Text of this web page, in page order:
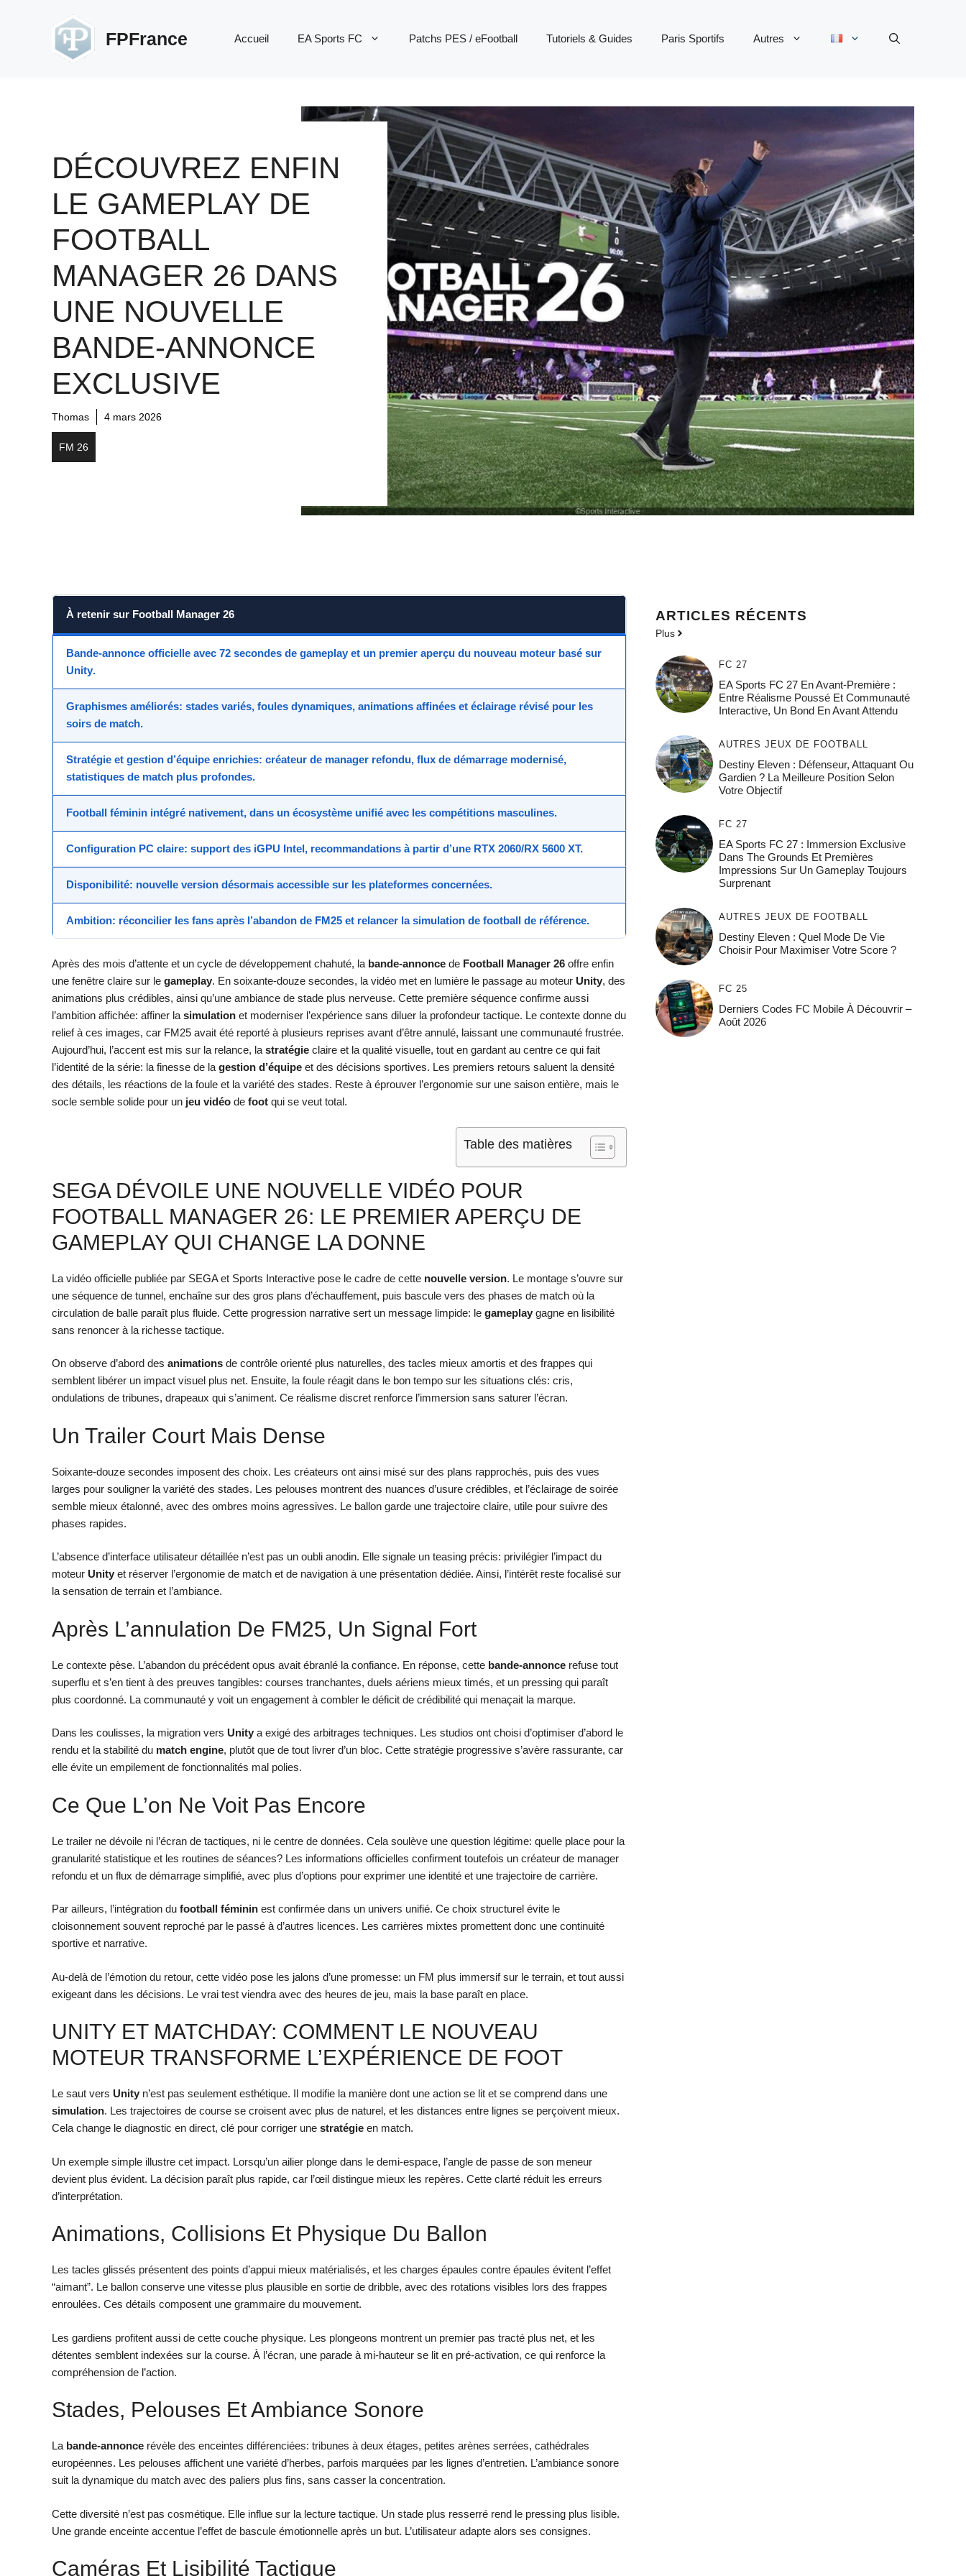
FPFrance Accueil EA Sports FC Patchs PES / eFootball Tutoriels & Guides Paris Sportifs Autres
DÉCOUVREZ ENFIN
LE GAMEPLAY DE
FOOTBALL
MANAGER 26 DANS
UNE NOUVELLE
BANDE-ANNONCE
EXCLUSIVE
Thomas 4 mars 2026
FM 26
À retenir sur Football Manager 26
Bande-annonce officielle avec 72 secondes de gameplay et un premier aperçu du nouveau moteur basé sur
Unity.
Graphismes améliorés: stades variés, foules dynamiques, animations affinées et éclairage révisé pour les
soirs de match.
Stratégie et gestion d’équipe enrichies: créateur de manager refondu, flux de démarrage modernisé,
statistiques de match plus profondes.
Football féminin intégré nativement, dans un écosystème unifié avec les compétitions masculines.
Configuration PC claire: support des iGPU Intel, recommandations à partir d’une RTX 2060/RX 5600 XT.
Disponibilité: nouvelle version désormais accessible sur les plateformes concernées.
Ambition: réconcilier les fans après l’abandon de FM25 et relancer lasimulation de football de référence.
Après des mois d’attente et un cycle de développement chahuté, la bande-annonce de Football Manager 26 offre enfin
une fenêtre claire sur le gameplay. En soixante-douze secondes, la vidéo met en lumière le passage au moteur Unity, des
animations plus crédibles, ainsi qu’une ambiance de stade plus nerveuse. Cette première séquence confirme aussi
l’ambition affichée: affiner la simulation et moderniser l’expérience sans diluer la profondeur tactique. Le contexte donne du
relief à ces images, car FM25 avait été reporté à plusieurs reprises avant d’être annulé, laissant une communauté frustrée.
Aujourd’hui, l’accent est mis sur la relance, la stratégie claire et la qualité visuelle, tout en gardant au centre ce qui fait
l’identité de la série: la finesse de la gestion d’équipe et des décisions sportives. Les premiers retours saluent la densité
des détails, les réactions de la foule et la variété des stades. Reste à éprouver l’ergonomie sur une saison entière, mais le
socle semble solide pour un jeu vidéo de foot qui se veut total.
Table des matières
SEGA DÉVOILE UNE NOUVELLE VIDÉO POUR
FOOTBALL MANAGER 26: LE PREMIER APERÇU DE
GAMEPLAY QUI CHANGE LA DONNE
La vidéo officielle publiée par SEGA et Sports Interactive pose le cadre de cette nouvelle version. Le montage s’ouvre sur
une séquence de tunnel, enchaîne sur des gros plans d’échauffement, puis bascule vers des phases de match où la
circulation de balle paraît plus fluide. Cette progression narrative sert un message limpide: le gameplay gagne en lisibilité
sans renoncer à la richesse tactique.
On observe d’abord des animations de contrôle orienté plus naturelles, des tacles mieux amortis et des frappes qui
semblent libérer un impact visuel plus net. Ensuite, la foule réagit dans le bon tempo sur les situations clés: cris,
ondulations de tribunes, drapeaux qui s’animent. Ce réalisme discret renforce l’immersion sans saturer l’écran.
Un Trailer Court Mais Dense
Soixante-douze secondes imposent des choix. Les créateurs ont ainsi misé sur des plans rapprochés, puis des vues
larges pour souligner la variété des stades. Les pelouses montrent des nuances d’usure crédibles, et l’éclairage de soirée
semble mieux étalonné, avec des ombres moins agressives. Le ballon garde une trajectoire claire, utile pour suivre des
phases rapides.
L’absence d’interface utilisateur détaillée n’est pas un oubli anodin. Elle signale un teasing précis: privilégier l’impact du
moteur Unity et réserver l’ergonomie de match et de navigation à une présentation dédiée. Ainsi, l’intérêt reste focalisé sur
la sensation de terrain et l’ambiance.
Après L’annulation De FM25, Un Signal Fort
Le contexte pèse. L’abandon du précédent opus avait ébranlé la confiance. En réponse, cette bande-annonce refuse tout
superflu et s’en tient à des preuves tangibles: courses tranchantes, duels aériens mieux timés, et un pressing qui paraît
plus coordonné. La communauté y voit un engagement à combler le déficit de crédibilité qui menaçait la marque.
Dans les coulisses, la migration vers Unity a exigé des arbitrages techniques. Les studios ont choisi d’optimiser d’abord le
rendu et la stabilité du match engine, plutôt que de tout livrer d’un bloc. Cette stratégie progressive s’avère rassurante, car
elle évite un empilement de fonctionnalités mal polies.
Ce Que L’on Ne Voit Pas Encore
Le trailer ne dévoile ni l’écran de tactiques, ni le centre de données. Cela soulève une question légitime: quelle place pour la
granularité statistique et les routines de séances? Les informations officielles confirment toutefois un créateur de manager
refondu et un flux de démarrage simplifié, avec plus d’options pour exprimer une identité et une trajectoire de carrière.
Par ailleurs, l’intégration du football féminin est confirmée dans un univers unifié. Ce choix structurel évite le
cloisonnement souvent reproché par le passé à d’autres licences. Les carrières mixtes promettent donc une continuité
sportive et narrative.
Au-delà de l’émotion du retour, cette vidéo pose les jalons d’une promesse: un FM plus immersif sur le terrain, et tout aussi
exigeant dans les décisions. Le vrai test viendra avec des heures de jeu, mais la base paraît en place.
UNITY ET MATCHDAY: COMMENT LE NOUVEAU
MOTEUR TRANSFORME L’EXPÉRIENCE DE FOOT
Le saut vers Unity n’est pas seulement esthétique. Il modifie la manière dont une action se lit et se comprend dans une
simulation. Les trajectoires de course se croisent avec plus de naturel, et les distances entre lignes se perçoivent mieux.
Cela change le diagnostic en direct, clé pour corriger une stratégie en match.
Un exemple simple illustre cet impact. Lorsqu’un ailier plonge dans le demi-espace, l’angle de passe de son meneur
devient plus évident. La décision paraît plus rapide, car l’œil distingue mieux les repères. Cette clarté réduit les erreurs
d’interprétation.
Animations, Collisions Et Physique Du Ballon
Les tacles glissés présentent des points d’appui mieux matérialisés, et les charges épaules contre épaules évitent l’effet
“aimant”. Le ballon conserve une vitesse plus plausible en sortie de dribble, avec des rotations visibles lors des frappes
enroulées. Ces détails composent une grammaire du mouvement.
Les gardiens profitent aussi de cette couche physique. Les plongeons montrent un premier pas tracté plus net, et les
détentes semblent indexées sur la course. À l’écran, une parade à mi-hauteur se lit en pré-activation, ce qui renforce la
compréhension de l’action.
Stades, Pelouses Et Ambiance Sonore
La bande-annonce révèle des enceintes différenciées: tribunes à deux étages, petites arènes serrées, cathédrales
européennes. Les pelouses affichent une variété d’herbes, parfois marquées par les lignes d’entretien. L’ambiance sonore
suit la dynamique du match avec des paliers plus fins, sans casser la concentration.
Cette diversité n’est pas cosmétique. Elle influe sur la lecture tactique. Un stade plus resserré rend le pressing plus lisible.
Une grande enceinte accentue l’effet de bascule émotionnelle après un but. L’utilisateur adapte alors ses consignes.
Caméras Et Lisibilité Tactique
ARTICLES RÉCENTS
Plus
FC 27
EA Sports FC 27 En Avant-Première :
Entre Réalisme Poussé Et Communauté
Interactive, Un Bond En Avant Attendu
AUTRES JEUX DE FOOTBALL
Destiny Eleven : Défenseur, Attaquant Ou
Gardien ? La Meilleure Position Selon
Votre Objectif
FC 27
EA Sports FC 27 : Immersion Exclusive
Dans The Grounds Et Premières
Impressions Sur Un Gameplay Toujours
Surprenant
AUTRES JEUX DE FOOTBALL
Destiny Eleven : Quel Mode De Vie
Choisir Pour Maximiser Votre Score ?
FC 25
Derniers Codes FC Mobile À Découvrir –
Août 2026